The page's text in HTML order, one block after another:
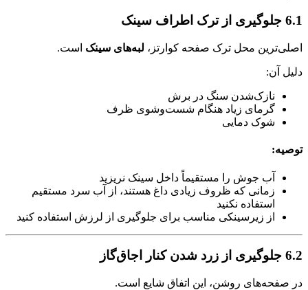
6.1 جلوگیری از ترک اطراف سینک
اصلی‌ترین محل ترک صفحه کوارتز، لبه‌های سینک است.
دلیل آن:
نازک‌شدن سنگ در برش
گرمای زیاد هنگام شست‌وشوی ظرف
شوک دمایی
توصیه:
آب جوش را مستقیماً داخل سینک نریزید
زمانی که ظروف زیادی داغ هستند، از آب سرد مستقیم
استفاده نکنید
از زیرسینکی مناسب برای جلوگیری از لرزش استفاده کنید
6.2 جلوگیری از زرد شدن کنار اجاق‌گاز
در صفحه‌های روشن، این اتفاق شایع است.